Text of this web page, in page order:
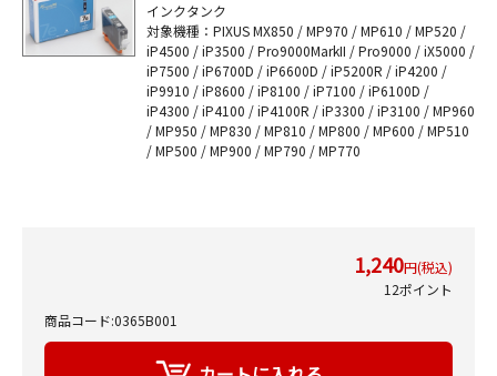
インクタンク
対象機種：PIXUS MX850 / MP970 / MP610 / MP520 /
iP4500 / iP3500 / Pro9000MarkII / Pro9000 / iX5000 /
iP7500 / iP6700D / iP6600D / iP5200R / iP4200 /
iP9910 / iP8600 / iP8100 / iP7100 / iP6100D /
iP4300 / iP4100 / iP4100R / iP3300 / iP3100 / MP960
/ MP950 / MP830 / MP810 / MP800 / MP600 / MP510
/ MP500 / MP900 / MP790 / MP770
1,240円(税込)
12ポイント
商品コード:0365B001